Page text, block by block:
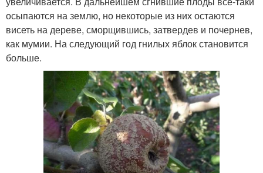
осыпаются на землю, но некоторые из них остаются
висеть на дереве, сморщившись, затвердев и почернев,
как мумии. На следующий год гнилых яблок становится
больше.